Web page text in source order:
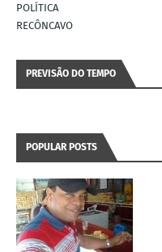
POLÍTICA
RECÔNCAVO
PREVISÃO DO TEMPO
POPULAR POSTS